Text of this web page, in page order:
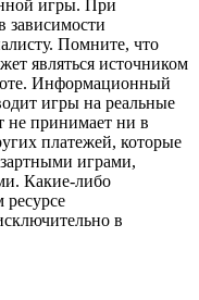
игры. При
зависимости
Помните, что
являться источником
Информационный
игры на реальные
не принимает ни в
платежей, которые
играми,
Какие-либо
в